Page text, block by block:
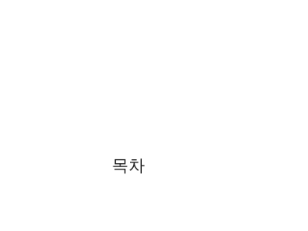
목차